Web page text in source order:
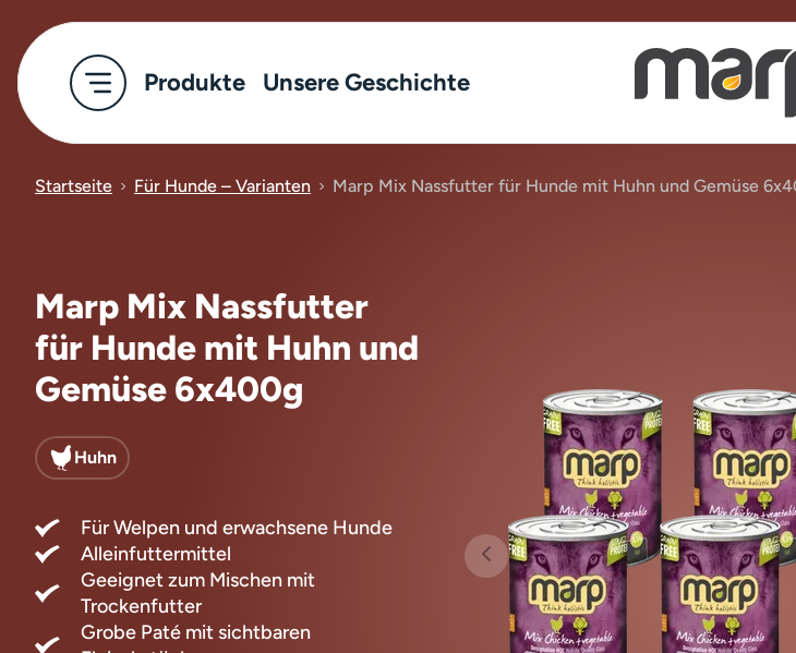
Produkte Unsere Geschichte
Startseite Für Hunde – Varianten Marp Mix Nassfutter für Hunde mit Huhn und Gemüse
Marp Mix Nassfutter
für Hunde mit Huhn und
Gemüse 6x400g
Huhn
Für Welpen und erwachsene Hunde
Alleinfuttermittel
Geeignet zum Mischen mit
Trockenfutter
Grobe Paté mit sichtbaren